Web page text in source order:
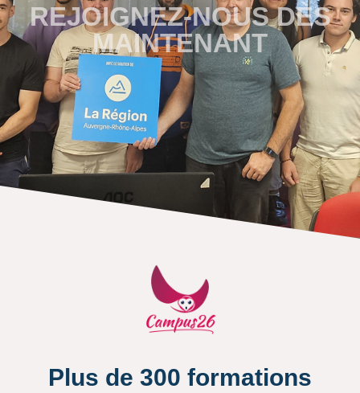
REJOIGNEZ-NOUS DÈS
MAINTENANT
Plus de 300 formations